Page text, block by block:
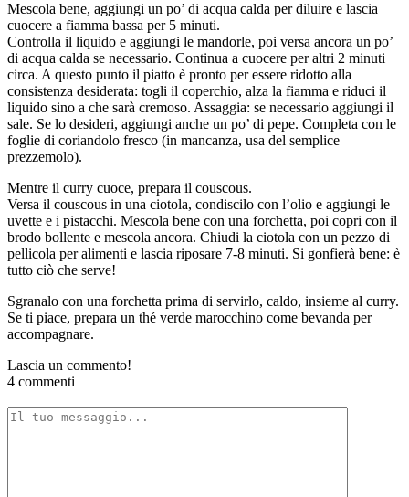
Mescola bene, aggiungi un po’ di acqua calda per diluire e lascia
cuocere a fiamma bassa per 5 minuti.
Controlla il liquido e aggiungi le mandorle, poi versa ancora un po’
di acqua calda se necessario. Continua a cuocere per altri 2 minuti
circa. A questo punto il piatto è pronto per essere ridotto alla
consistenza desiderata: togli il coperchio, alza la fiamma e riduci il
liquido sino a che sarà cremoso. Assaggia: se necessario aggiungi il
sale. Se lo desideri, aggiungi anche un po’ di pepe. Completa con le
foglie di coriandolo fresco (in mancanza, usa del semplice
prezzemolo).
Mentre il curry cuoce, prepara il couscous.
Versa il couscous in una ciotola, condiscilo con l’olio e aggiungi le
uvette e i pistacchi. Mescola bene con una forchetta, poi copri con il
brodo bollente e mescola ancora. Chiudi la ciotola con un pezzo di
pellicola per alimenti e lascia riposare 7-8 minuti. Si gonfierà bene: è
tutto ciò che serve!
Sgranalo con una forchetta prima di servirlo, caldo, insieme al curry.
Se ti piace, prepara un thé verde marocchino come bevanda per
accompagnare.
Lascia un commento!
4 commenti